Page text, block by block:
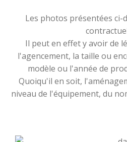
Les photos présentées ci-
Il peut en effet y avoir de
l'agencement, la taille ou
modèle ou l'année de
Quoiqu'il en soit,
niveau de l'équipement, du